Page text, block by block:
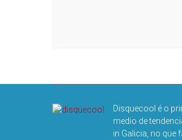
Disquecool é o
medio de
in Galicia, no que